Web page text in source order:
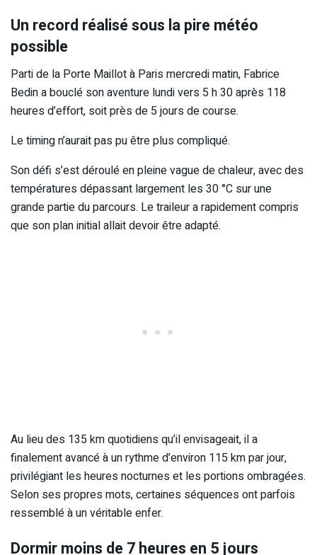
Un record réalisé sous la pire météo
possible
Parti de la Porte Maillot à Paris mercredi matin, Fabrice
Bedin a bouclé son aventure lundi vers 5 h 30 après 118
heures d’effort, soit près de 5 jours de course.
Le timing n’aurait pas pu être plus compliqué.
Son défi s’est déroulé en pleine vague de chaleur, avec des
températures dépassant largement les 30 °C sur une
grande partie du parcours. Le traileur a rapidement compris
que son plan initial allait devoir être adapté.
Au lieu des 135 km quotidiens qu’il envisageait, il a
finalement avancé à un rythme d’environ 115 km par jour,
privilégiant les heures nocturnes et les portions ombragées.
Selon ses propres mots, certaines séquences ont parfois
ressemblé à un véritable enfer.
Dormir moins de 7 heures en 5 jours